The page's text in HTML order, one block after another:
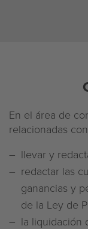
En el área de
relacionadas con
llevar y
redactar las
ganancias y
de la Ley de
la liquidación